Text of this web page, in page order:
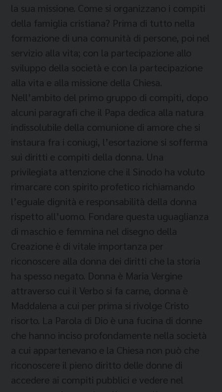
la sua missione. Come si organizzano i compiti
della famiglia cristiana? Prima di tutto nella
formazione di una comunità di persone, poi nel
servizio alla vita; con la partecipazione allo
sviluppo della società e con la partecipazione
alla vita e alla missione della Chiesa.
Nell’ambito del primo gruppo di compiti, dopo
alcuni paragrafi che il Papa dedica alla natura
indissolubile della comunione di amore che si
instaura fra i coniugi, l’esortazione si sofferma
sui diritti e compiti della donna. Una
privilegiata attenzione che il Sinodo ha voluto
rimarcare con spirito profetico richiamando
l’eguale dignità e responsabilità della donna
rispetto all’uomo. Fondare questa uguaglianza
di maschio e femmina nel disegno della
Creazione è di vitale importanza per
riconoscere alla donna dei diritti che la storia
ha spesso negato. Donna è Maria Vergine
attraverso cui il Verbo si fa carne, donna è
Maddalena a cui per prima si rivolge Cristo
risorto. La Parola di Dio è una fucina di donne
che hanno inciso profondamente nella società
a cui appartenevano e la Chiesa non può che
riconoscere il pieno diritto delle donne di
accedere ai compiti pubblici e vedere nel